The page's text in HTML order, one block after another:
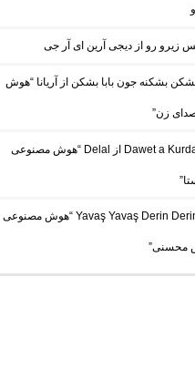
زیرو رو از دیجی آرین ای آر جی
بشکن بشکنه جون بابا بشکن از آریانا “هوش
زن”
دانلود آهنگ Dawet a Kurda از Delal “هوش مصنوعی
دانلود آهنگ Yavaş Yavaş Derin Derin “هوش مصنوعی
محسنی”